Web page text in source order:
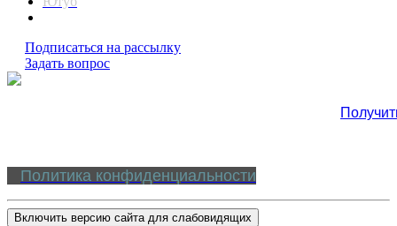
Подписаться на рассылку
Задать вопрос
Политика конфиденциальности
Включить версию сайта для слабовидящих